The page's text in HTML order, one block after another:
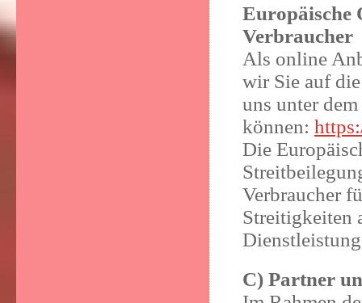
Europäische
Verbraucher
Als online
wir Sie auf
uns unter
können:
Die
Verbraucher
Streitigkeiten
C) Partner